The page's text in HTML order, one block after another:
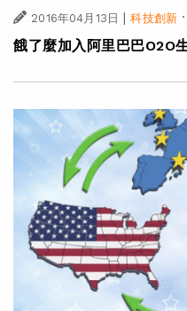
2016年04月13日 | 科技創新 ·
餓了麼加入阿里巴巴O2O